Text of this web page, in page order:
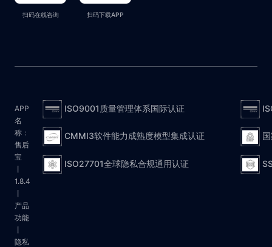
扫码在线咨询 扫码下载APP
APP
名
称：
售后
宝
1.8.4
产品
功能
隐私
ISO9001质量管理体系国际认证
CMMI3软件能力成熟度模型集成认证
ISO27701全球隐私合规通用认证